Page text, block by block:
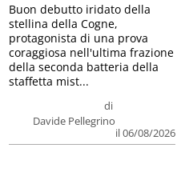
di
Davide Pellegrino
il 06/08/2026
Buon debutto iridato della
stellina della Cogne,
protagonista di una prova
coraggiosa nell'ultima frazione
della seconda batteria della
staffetta mist...